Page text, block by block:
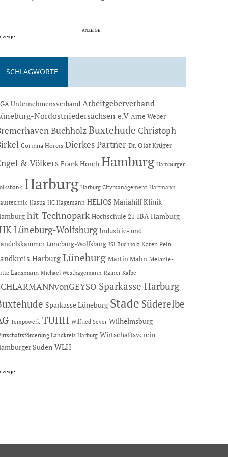
SCHLAGWORTE
Unternehmensverband Arbeitgeberverband
Nordostniedersachsen e.V Arne Weber
BuchholzBuxtehude Christoph
Corinna Horeis Dierkes Partner Dr. Olaf Krüger
& Völkers Frank Horch Hamburg Hamburger
Harburg Harburg Citymanagement Hartmann
Haspa HC Hagemann HELIOS Mariahilf Klinik
hit-Technopark Hochschule 21 IBA Hamburg
Lüneburg-Wolfsburg Industrie- und
Lüneburg-Wolfsburg ISI Buchholz Karen Pein
Harburg Lüneburg Martin Mahn Melanie-
Lansmann Michael Westhagemann Rainer Kalbe
Sparkasse Harburg-
Sparkasse Lüneburg Stade Süderelbe
Tempowerk TUHH Wilfried Seyer Wilhelmsburg
Landkreis Harburg Wirtschaftsverein
Süden WLH